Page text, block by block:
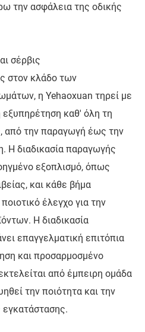
την ασφάλεια της οδικής
σέρβις
στον κλάδο των
η Yehaoxuan τηρεί με
εξυπηρέτηση καθ' όλη τη
από την παραγωγή έως την
διαδικασία παραγωγής
εξοπλισμό, όπως
και κάθε βήμα
έλεγχο για την
Η διαδικασία
επαγγελματική επιτόπια
και προσαρμοσμένο
από έμπειρη ομάδα
την ποιότητα και την